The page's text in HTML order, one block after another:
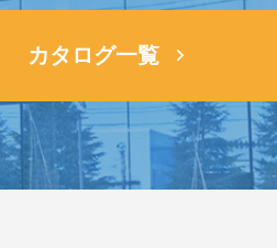
カタログ一覧